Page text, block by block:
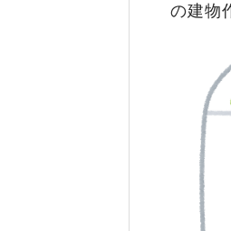
の建物